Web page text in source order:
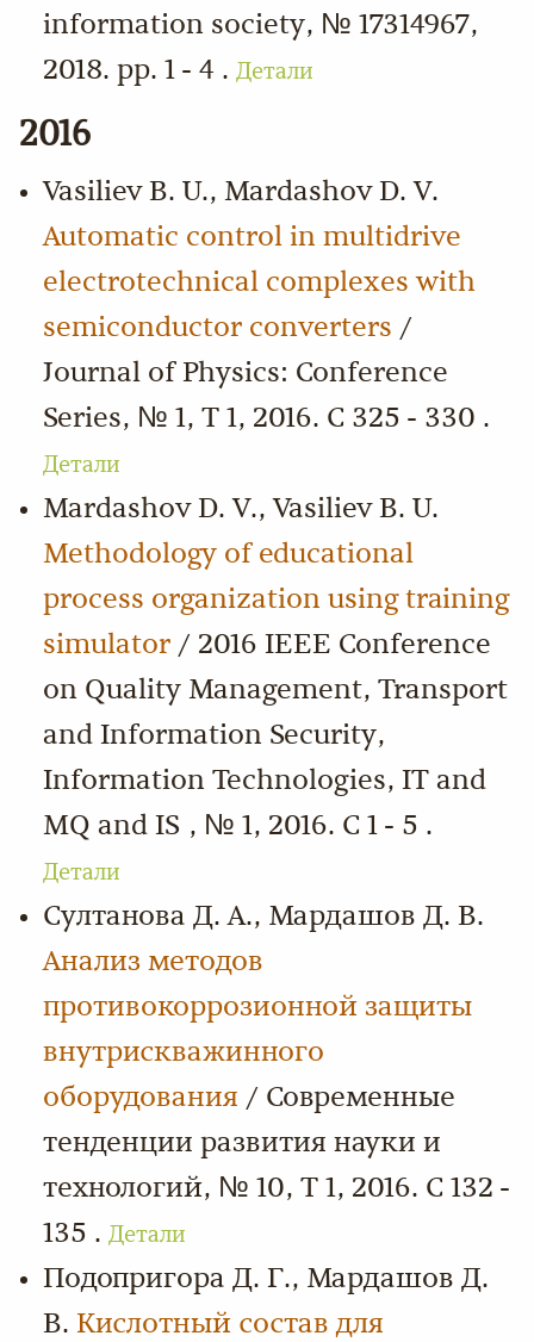
information society, № 17314967,
2018. pp. 1 - 4 . Детали
2016
Vasiliev B. U., Mardashov D. V.
Automatic control in multidrive
electrotechnical complexes with
semiconductor converters /
Journal of Physics: Conference
Series, № 1, Т 1, 2016. С 325 - 330 .
Детали
Mardashov D. V., Vasiliev B. U.
Methodology of educational
process organization using training
simulator / 2016 IEEE Conference
on Quality Management, Transport
and Information Security,
Information Technologies, IT and
MQ and IS , № 1, 2016. С 1 - 5 .
Детали
Султанова Д. А., Мардашов Д. В.
Анализ методов
противокоррозионной защиты
внутрискважинного
оборудования / Современные
тенденции развития науки и
технологий, № 10, Т 1, 2016. С 132 -
135 . Детали
Подопригора Д. Г., Мардашов Д.
В. Кислотный состав для